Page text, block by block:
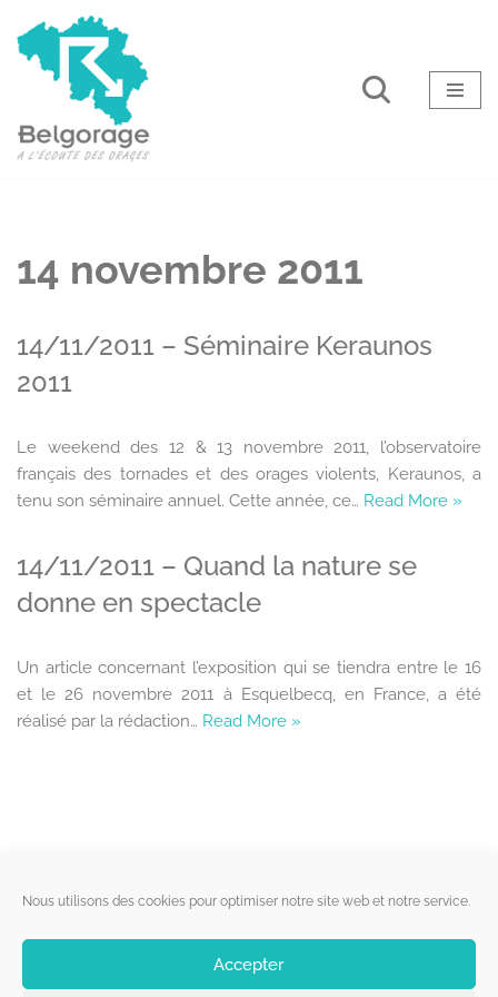
Nous utilisons des cookies pour optimiser notre site web et notre service.
Accepter
Aller
14 novembre 2011
14/11/2011 – Séminaire Keraunos
2011
Le weekend des 12 & 13 novembre 2011, l’observatoire
français des tornades et des orages violents, Keraunos, a
tenu son séminaire annuel. Cette année, ce… Read More »
14/11/2011 – Quand la nature se
donne en spectacle
Un article concernant l’exposition qui se tiendra entre le 16
et le 26 novembre 2011 à Esquelbecq, en France, a été
réalisé par la rédaction… Read More »
Liens utiles
Qui sommes-nous ?
Politique de cookies